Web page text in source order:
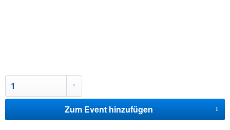
Zum Event hinzufügen